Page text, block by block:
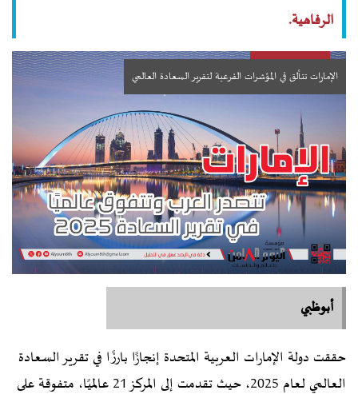
الرفاهية.
الإمارات تتألق في المؤشرات الفرعية لتقرير السعادة العالمي
أبوظبي
حققت دولة الإمارات العربية المتحدة إنجازًا بارزًا في تقرير السعادة
العالمي لعام 2025، حيث تقدمت إلى المركز 21 عالميًا، متفوقة على